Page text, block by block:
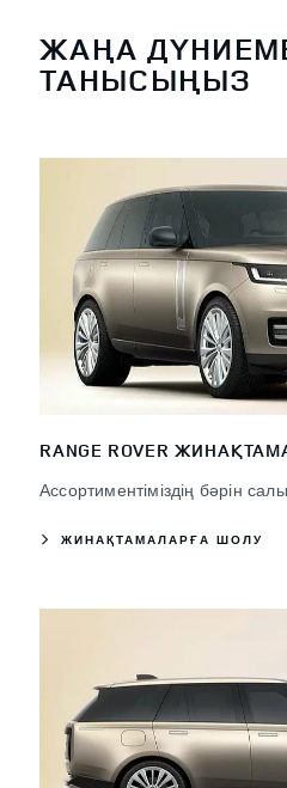
ЖАҢА
ТАНЫСЫҢЫЗ
RANGE ROVER
Ассортиментіміздің бәрін
ЖИНАҚТАМАЛАРҒА ШОЛУ